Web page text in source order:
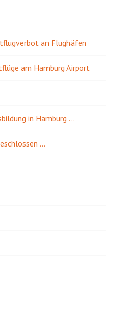
an Flughäfen
am Hamburg Airport
in Hamburg …
…